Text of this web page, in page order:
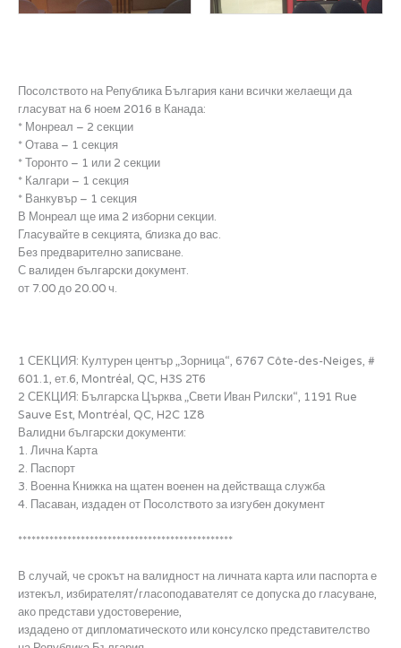
Посолството на Република България кани всички желаещи да
гласуват на 6 ноем 2016 в Канада:
* Монреал – 2 секции
* Отава – 1 секция
* Торонто – 1 или 2 секции
* Калгари – 1 секция
* Ванкувър – 1 секция
В Монреал ще има 2 изборни секции.
Гласувайте в секцията, близка до вас.
Без предварително записване.
С валиден български документ.
от 7.00 до 20.00 ч.
1 СЕКЦИЯ: Културен център „Зорница“, 6767 Côte-des-Neiges, #
601.1, ет.6, Montréal, QC, H3S 2T6
2 СЕКЦИЯ: Българска Църква „Свети Иван Рилски“, 1191 Rue
Sauve Est, Montréal, QC, H2C 1Z8
Валидни български документи:
1. Лична Карта
2. Паспорт
3. Военна Книжка на щатен военен на действаща служба
4. Пасаван, издаден от Посолството за изгубен документ
************************************************
В случай, че срокът на валидност на личната карта или паспорта е
изтекъл, избирателят/гласоподавателят се допуска до гласуване,
ако представи удостоверение,
издадено от дипломатическото или консулско представителство